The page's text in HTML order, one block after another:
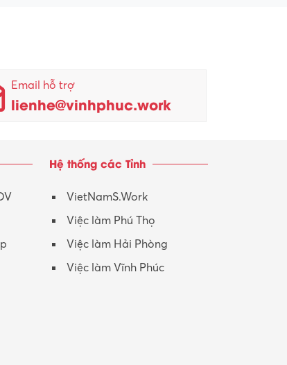
Email hỗ trợ
lienhe@vinhphuc.work
Hệ thống các Tỉnh
VietNamS.Work
Việc làm Phú Thọ
Việc làm Hải Phòng
Việc làm Vĩnh Phúc